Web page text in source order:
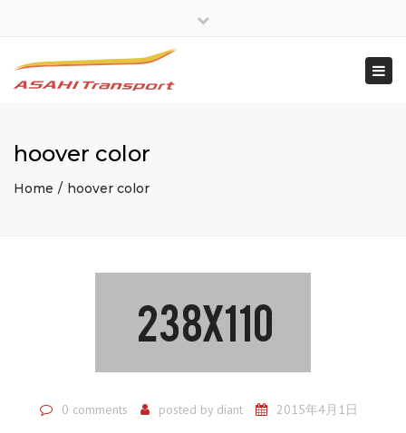
hoover color
Home hoover color
0 comments posted by diant 2015年4月1日